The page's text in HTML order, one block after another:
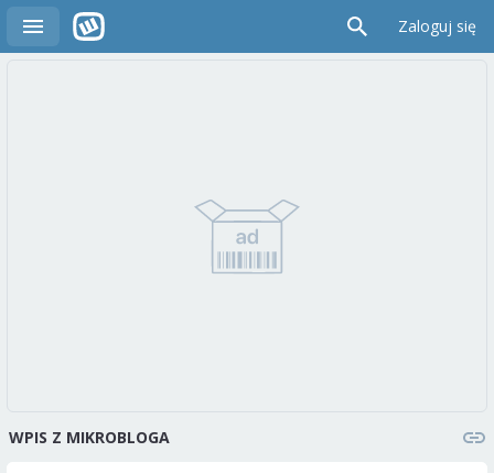
Zaloguj się
WPIS Z MIKROBLOGA